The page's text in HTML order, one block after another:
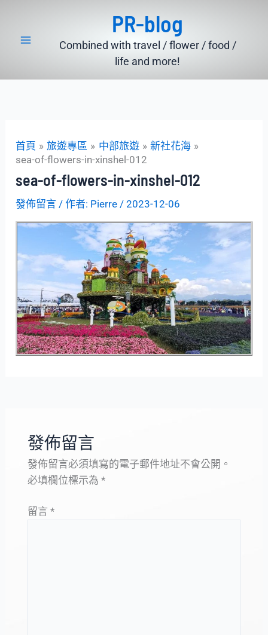
PR-blog
Combined with travel / flower / food /
life and more!
首頁 旅遊專區 中部旅遊
新社花海
sea-of-flowers-in-xinshel-012
sea-of-flowers-in-xinshel-012
發佈留言 / 作者: Pierre /2023-12-06
發佈留言
發佈留言必須填寫的電子郵件地址不會公開。
必填欄位標示為 *
留言 *